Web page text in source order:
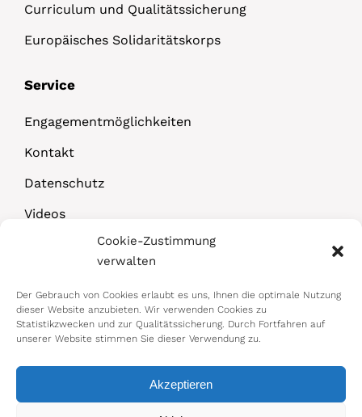
Cookie-Zustimmung
verwalten
Der Gebrauch von Cookies erlaubt es uns, Ihnen die optimale Nutzung
dieser Website anzubieten. Wir verwenden Cookies zu
Statistikzwecken und zur Qualitätssicherung. Durch Fortfahren auf
unserer Website stimmen Sie dieser Verwendung zu.
Akzeptieren
Curriculum und Qualitätssicherung
Europäisches Solidaritätskorps
Service
Engagementmöglichkeiten
Kontakt
Datenschutz
Videos